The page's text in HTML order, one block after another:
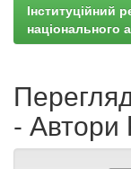
Інституційний
національного
- Автори